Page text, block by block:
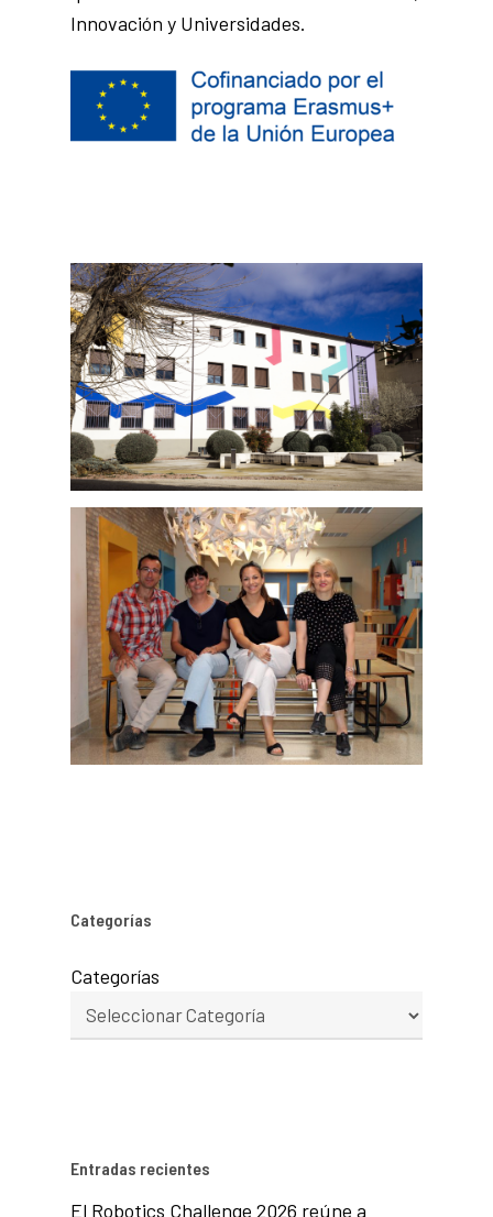
Innovación y Universidades.
Categorías
Categorías
Entradas recientes
El Robotics Challenge 2026 reúne a